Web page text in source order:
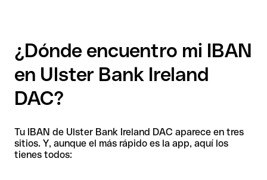
¿Dónde encuentro mi IBAN
en Ulster Bank Ireland
DAC?
Tu IBAN de Ulster Bank Ireland DAC aparece en tres
sitios. Y, aunque el más rápido es la app, aquí los
tienes todos: